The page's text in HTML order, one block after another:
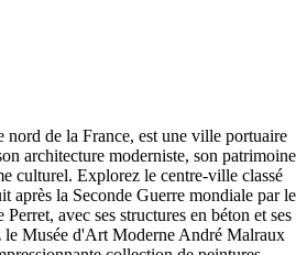
nord de la France, est une ville portuaire
architecture moderniste, son patrimoine
culturel. Explorez le centre-ville classé
après la Seconde Guerre mondiale par le
avec ses structures en béton et ses
le Musée d'Art Moderne André Malraux